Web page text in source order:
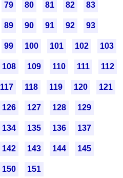
79 80 81 82 83
89 90 91 92 93
99 100 101 102 103
108 109 110 111 112
117 118 119 120 121
126 127 128 129
134 135 136 137
142 143 144 145
150
151